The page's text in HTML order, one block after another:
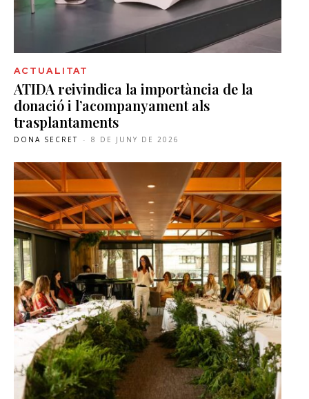
ACTUALITAT
ATIDA reivindica la importància de la
donació i l’acompanyament als
trasplantaments
DONA SECRET - 8 DE JUNY DE 2026